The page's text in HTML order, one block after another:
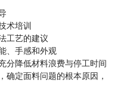
术培训
工艺的建议
、手感和外观
分降低材料浪费与停工时间
确定面料问题的根本原因，